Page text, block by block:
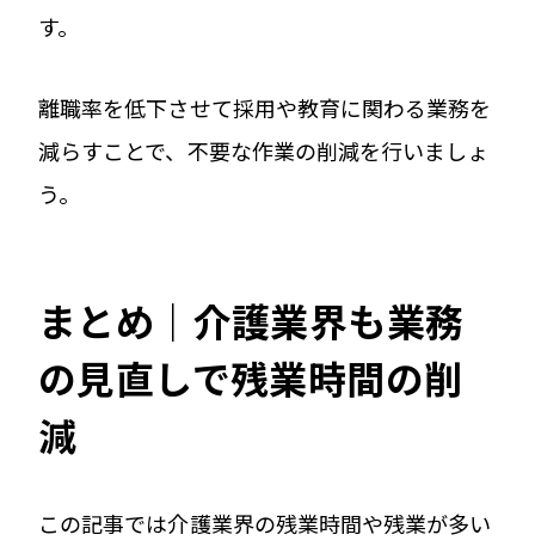
す。
離職率を低下させて採用や教育に関わる業務を
減らすことで、不要な作業の削減を行いましょ
う。
まとめ｜介護業界も業務
の見直しで残業時間の削
減
この記事では介護業界の残業時間や残業が多い